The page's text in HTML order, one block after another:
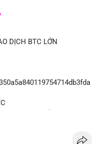
DỊCH BTC LỚN